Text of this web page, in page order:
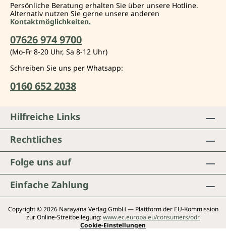
Persönliche Beratung erhalten Sie über unsere Hotline.
Alternativ nutzen Sie gerne unsere anderen
Kontaktmöglichkeiten.
07626 974 9700
(Mo-Fr 8-20 Uhr, Sa 8-12 Uhr)
Schreiben Sie uns per Whatsapp:
0160 652 2038
Folge uns auf
Einfache Zahlung
Hilfreiche Links
Rechtliches
Copyright © 2026 Narayana Verlag GmbH — Plattform der EU-Kommission
zur Online-Streitbeilegung:www.ec.europa.eu/consumers/odr
Cookie-Einstellungen